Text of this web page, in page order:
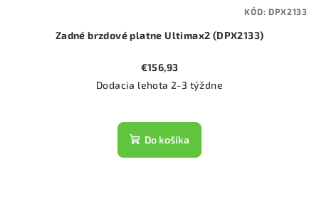
Zadné brzdové platne Ultimax2 (DPX2133)
€156,93
Dodacia lehota 2-3 týždne
Do košíka
KÓD:DPX2133